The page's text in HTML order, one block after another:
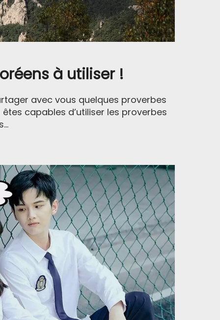
à utiliser !
avec vous quelques proverbes
capables d’utiliser les proverbes
avec le coréen